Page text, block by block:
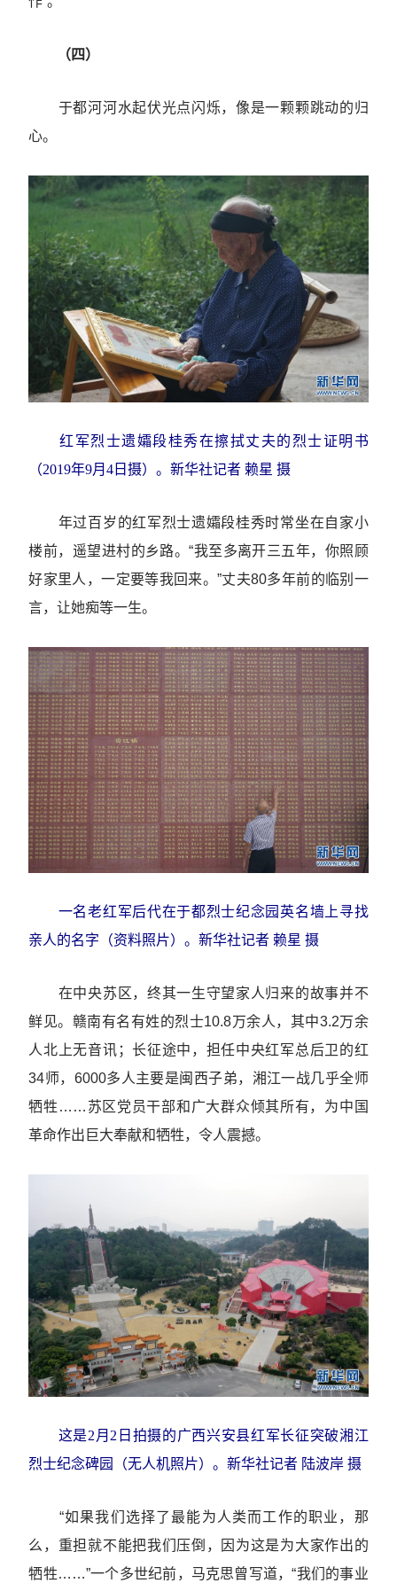
（四）
于都河河水起伏光点闪烁，像是一颗颗跳动的归
心。
红军烈士遗孀段桂秀在擦拭丈夫的烈士证明书
（2019年9月4日摄）。新华社记者 赖星 摄
年过百岁的红军烈士遗孀段桂秀时常坐在自家小
楼前，遥望进村的乡路。“我至多离开三五年，你照顾
好家里人，一定要等我回来。”丈夫80多年前的临别一
言，让她痴等一生。
一名老红军后代在于都烈士纪念园英名墙上寻找
亲人的名字（资料照片）。新华社记者 赖星 摄
在中央苏区，终其一生守望家人归来的故事并不
鲜见。赣南有名有姓的烈士10.8万余人，其中3.2万余
人北上无音讯；长征途中，担任中央红军总后卫的红
34师，6000多人主要是闽西子弟，湘江一战几乎全师
牺牲……苏区党员干部和广大群众倾其所有，为中国
革命作出巨大奉献和牺牲，令人震撼。
这是2月2日拍摄的广西兴安县红军长征突破湘江
烈士纪念碑园（无人机照片）。新华社记者 陆波岸 摄
“如果我们选择了最能为人类而工作的职业，那
么，重担就不能把我们压倒，因为这是为大家作出的
牺牲……”一个多世纪前，马克思曾写道，“我们的事业